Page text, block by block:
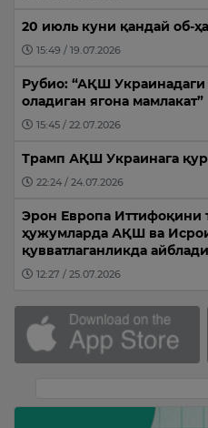
20 июль куни қандай об-
15:49 / 19.07.2026
Рубио: “АҚШ
оладиган ягона мамлакат”
15:45 / 22.07.2026
Трамп АҚШ Украинага
22:24 / 24.07.2026
Эрон Европа Иттифоқини
ҳужумларда АҚШ ва
қувватлаганликда айблади
12:27 / 25.07.2026